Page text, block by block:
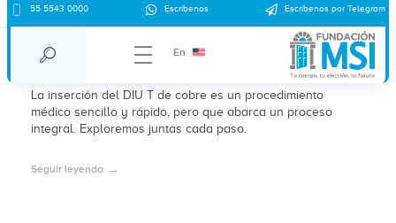
55 5543 0000 Escríbenos Escríbenos por Telegram
En
Inserción de DIU T de Cobre en México:
aproximados en 2026
La inserción del DIU T de cobre es un procedimiento
médico sencillo y rápido, pero que abarca un proceso
integral. Exploremos juntas cada paso.
Seguir leyendo